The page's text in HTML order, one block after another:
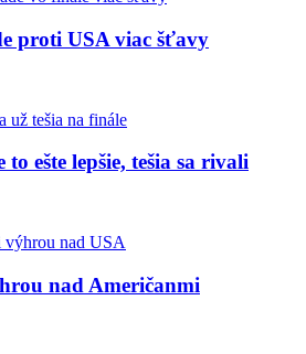
proti USA viac šťavy
ešte lepšie, tešia sa rivali
nad Američanmi